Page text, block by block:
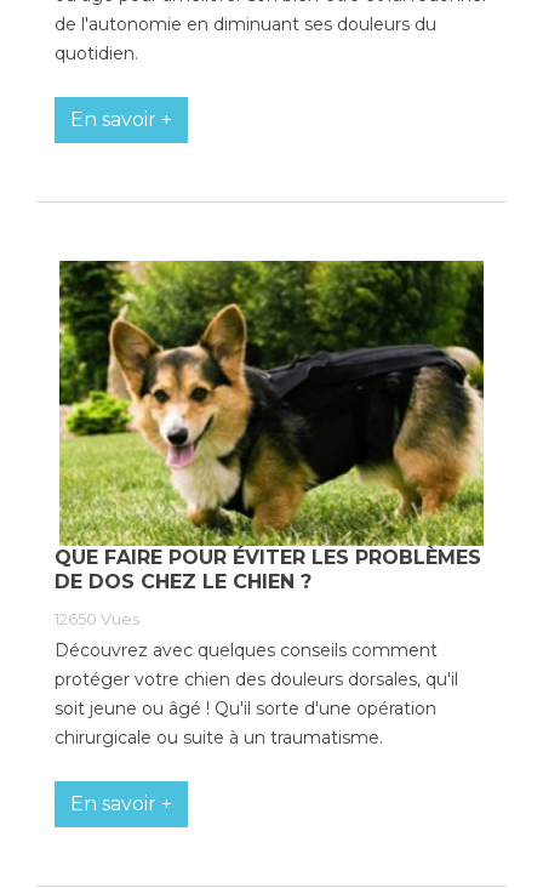
de l'autonomie en diminuant ses douleurs du
quotidien.
En savoir +
QUE FAIRE POUR ÉVITER LES PROBLÈMES
DE DOS CHEZ LE CHIEN ?
12650 Vues
Découvrez avec quelques conseils comment
protéger votre chien des douleurs dorsales, qu'il
soit jeune ou âgé ! Qu'il sorte d'une opération
chirurgicale ou suite à un traumatisme.
En savoir +